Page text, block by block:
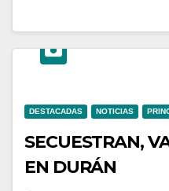
DESTACADAS NOTICIAS
SECUESTRAN, VACUNAN Y MATAN
EN DURÁN